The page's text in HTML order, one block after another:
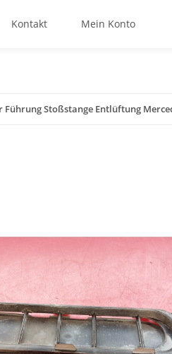
Kontakt Mein Konto
Stoßstange Entlüftung